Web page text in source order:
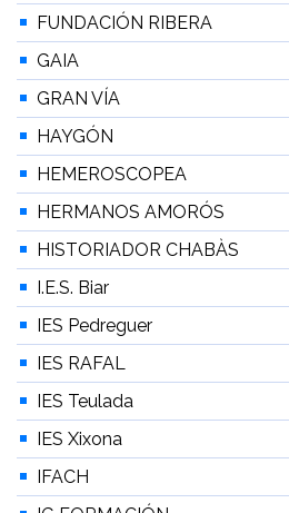
FUNDACIÓN RIBERA
GAIA
GRAN VÍA
HAYGÓN
HEMEROSCOPEA
HERMANOS AMORÓS
HISTORIADOR CHABÀS
I.E.S. Biar
IES Pedreguer
IES RAFAL
IES Teulada
IES Xixona
IFACH